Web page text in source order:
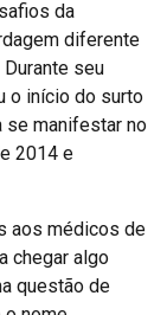
da
diferente
seu
o início do surto
se manifestar no
2014 e
aos médicos de
chegar algo
questão de